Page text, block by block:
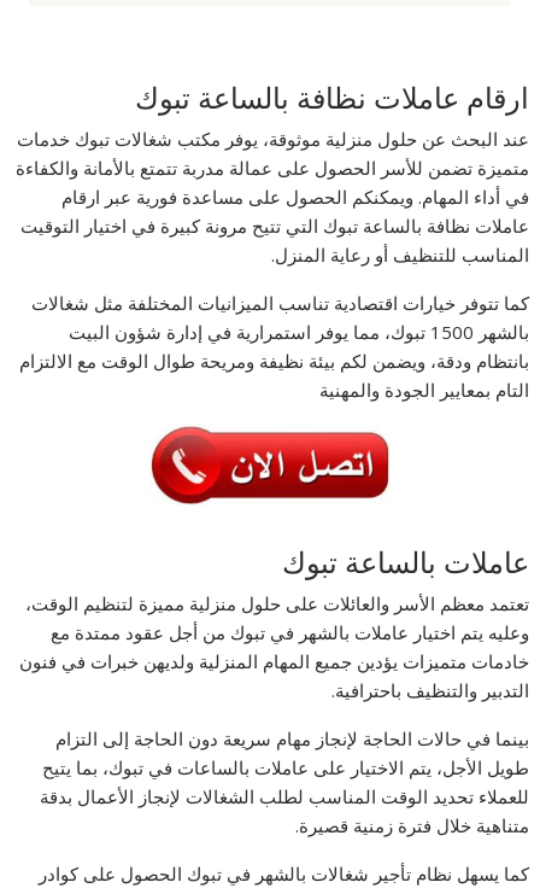
ارقام عاملات نظافة بالساعة تبوك
عند البحث عن حلول منزلية موثوقة، يوفر مكتب شغالات تبوك خدمات
متميزة تضمن للأسر الحصول على عمالة مدربة تتمتع بالأمانة والكفاءة
في أداء المهام. ويمكنكم الحصول على مساعدة فورية عبر ارقام
عاملات نظافة بالساعة تبوك التي تتيح مرونة كبيرة في اختيار التوقيت
المناسب للتنظيف أو رعاية المنزل.
كما تتوفر خيارات اقتصادية تناسب الميزانيات المختلفة مثل شغالات
بالشهر 1500 تبوك، مما يوفر استمرارية في إدارة شؤون البيت
بانتظام ودقة، ويضمن لكم بيئة نظيفة ومريحة طوال الوقت مع الالتزام
التام بمعايير الجودة والمهنية
عاملات بالساعة تبوك
تعتمد معظم الأسر والعائلات على حلول منزلية مميزة لتنظيم الوقت،
وعليه يتم اختيار عاملات بالشهر في تبوك من أجل عقود ممتدة مع
خادمات متميزات يؤدين جميع المهام المنزلية ولديهن خبرات في فنون
التدبير والتنظيف باحترافية.
بينما في حالات الحاجة لإنجاز مهام سريعة دون الحاجة إلى التزام
طويل الأجل، يتم الاختيار على عاملات بالساعات في تبوك، بما يتيح
للعملاء تحديد الوقت المناسب لطلب الشغالات لإنجاز الأعمال بدقة
متناهية خلال فترة زمنية قصيرة.
كما يسهل نظام تأجير شغالات بالشهر في تبوك الحصول على كوادر